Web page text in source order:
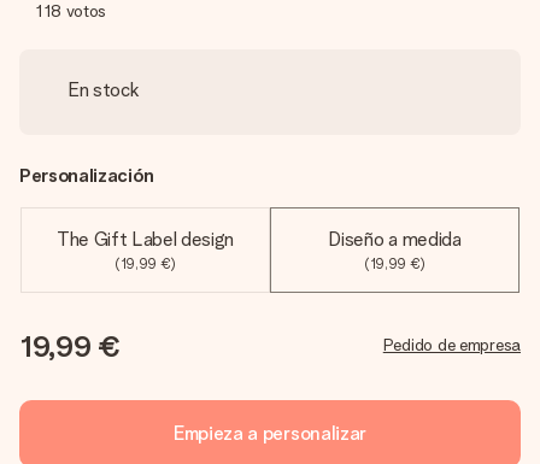
118 votos
En stock
Personalización
The Gift Label design
(19,99 €)
Diseño a medida
(19,99 €)
19,99 € Pedido de empresa
Empieza a personalizar